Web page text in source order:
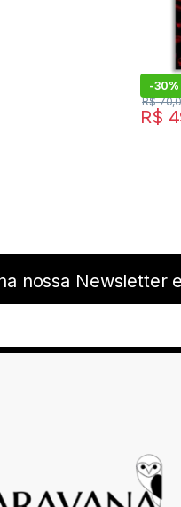
-30%
R$
R$
nossa Newsletter